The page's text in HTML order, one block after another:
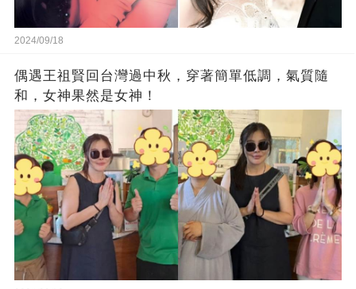
2024/09/18
偶遇王祖賢回台灣過中秋，穿著簡單低調，氣質隨
和，女神果然是女神！